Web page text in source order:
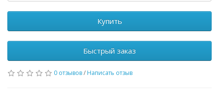
Купить
Быстрый заказ
0 отзывов/ Написать отзыв